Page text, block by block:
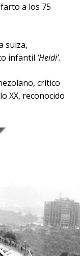
a los 75
suiza,
infantil ‘Heidi’.
crítico
XX, reconocido